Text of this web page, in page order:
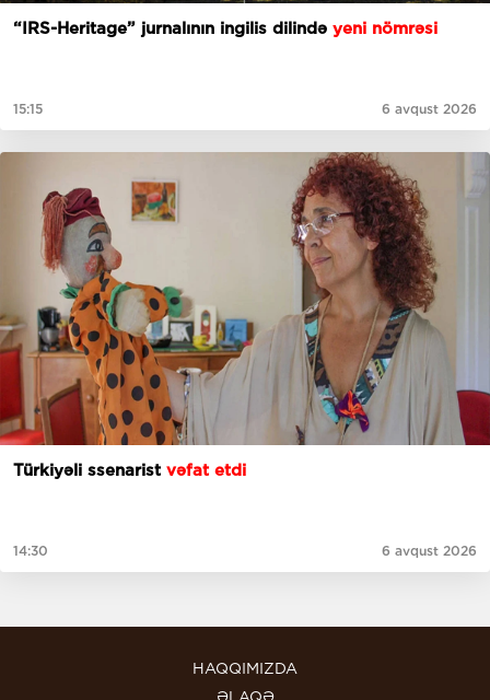
“IRS-Heritage” jurnalının ingilis dilində yeni nömrəsi
15:15 6 avqust 2026
Türkiyəli ssenarist vəfat etdi
14:30 6 avqust 2026
HAQQIMIZDA